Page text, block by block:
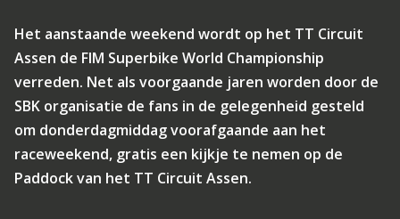
Het aanstaande weekend wordt op het TT Circuit
Assen de FIM Superbike World Championship
verreden. Net als voorgaande jaren worden door de
SBK organisatie de fans in de gelegenheid gesteld
om donderdagmiddag voorafgaande aan het
raceweekend, gratis een kijkje te nemen op de
Paddock van het TT Circuit Assen.